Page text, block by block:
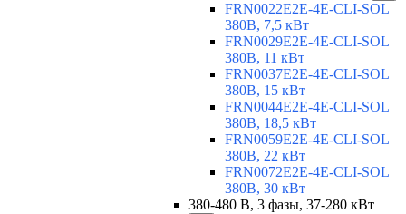
FRN0022E2E-4E-CLI-SOL
380В, 7,5 кВт
FRN0029E2E-4E-CLI-SOL
380В, 11 кВт
FRN0037E2E-4E-CLI-SOL
380В, 15 кВт
FRN0044E2E-4E-CLI-SOL
380В, 18,5 кВт
FRN0059E2E-4E-CLI-SOL
380В, 22 кВт
FRN0072E2E-4E-CLI-SOL
380В, 30 кВт
380-480 В, 3 фазы, 37-280 кВт